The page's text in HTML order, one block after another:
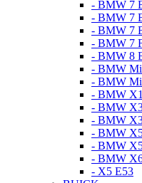
- BMW 7
- BMW 7
- BMW 7
- BMW 7
- BMW 8
- BMW
- BMW
- BMW
- BMW
- BMW
- BMW
- BMW
- BMW
- X5 E53